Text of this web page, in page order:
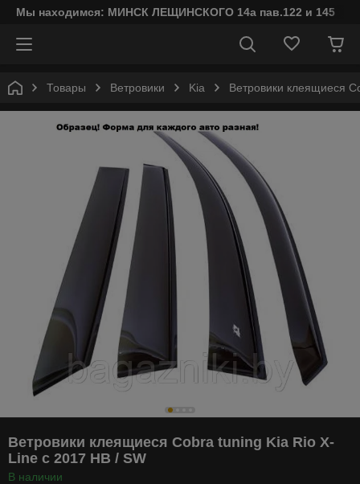
Мы находимся: МИНСК ЛЕЩИНСКОГО 14а пав.122 и 145
Товары Ветровики Kia Ветровики клеящиеся
Ветровики клеящиеся Cobra tuning Kia Rio X-
Line с 2017 HB / SW
В наличии